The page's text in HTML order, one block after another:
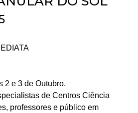
2 e 3 de Outubro,
de Centros Ciência
professores e público em